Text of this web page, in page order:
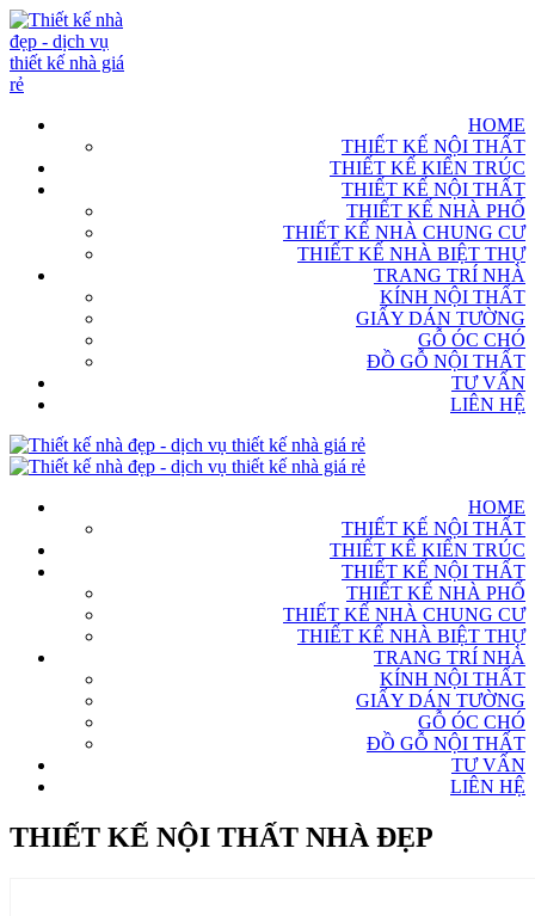
HOME
THIẾT KẾ NỘI THẤT
THIẾT KẾ KIẾN TRÚC
THIẾT KẾ NỘI THẤT
THIẾT KẾ NHÀ PHỐ
THIẾT KẾ NHÀ CHUNG CƯ
THIẾT KẾ NHÀ BIỆT THỰ
TRANG TRÍ NHÀ
KÍNH NỘI THẤT
GIẤY DÁN TƯỜNG
GỖ ÓC CHÓ
ĐỒ GỖ NỘI THẤT
TƯ VẤN
LIÊN HỆ
HOME
THIẾT KẾ NỘI THẤT
THIẾT KẾ KIẾN TRÚC
THIẾT KẾ NỘI THẤT
THIẾT KẾ NHÀ PHỐ
THIẾT KẾ NHÀ CHUNG CƯ
THIẾT KẾ NHÀ BIỆT THỰ
TRANG TRÍ NHÀ
KÍNH NỘI THẤT
GIẤY DÁN TƯỜNG
GỖ ÓC CHÓ
ĐỒ GỖ NỘI THẤT
TƯ VẤN
LIÊN HỆ
THIẾT KẾ NỘI THẤT NHÀ ĐẸP